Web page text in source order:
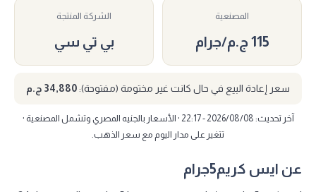
المصنعية
115 ج.م/جرام
الشركة المنتجة
بي تي سي
سعر إعادة البيع في حال كانت غير مختومة (مفتوحة):34,880 ج.م
آخر تحديث: 2026/08/08 - 22:17 · الأسعار بالجنيه المصري وتشمل المصنعية ·
تتغير على مدار اليوم مع سعر الذهب.
عن ايس كريم5جرام